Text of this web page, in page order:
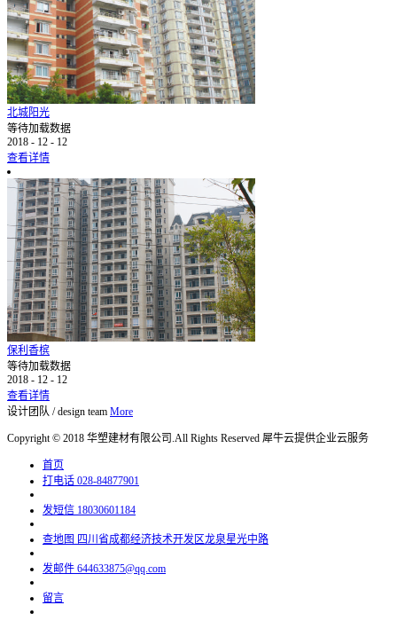
北城阳光
等待加载数据
2018 - 12 - 12
查看详情
保利香槟
等待加载数据
2018 - 12 - 12
查看详情
设计团队 / design team More
Copyright © 2018 华塑建材有限公司.All Rights Reserved 犀牛云提供企业云服务
首页
打电话 028-84877901
发短信 18030601184
查地图 四川省成都经济技术开发区龙泉星光中路
发邮件 644633875@qq.com
留言